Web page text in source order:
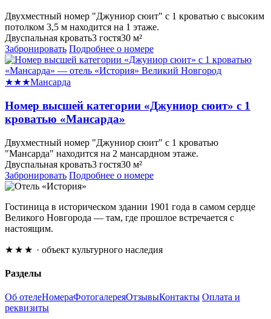
Двухместный номер "Джуниор сюит" с 1 кроватью с высоким
потолком 3,5 м находится на 1 этаже.
Двуспальная кровать3 гостя30 м²
Забронировать Подробнее о номере
★★★Мансарда
Номер высшей категории «Джуниор сюит» с 1
кроватью «Мансарда»
Двухместный номер "Джуниор сюит" с 1 кроватью
"Мансарда" находится на 2 мансардном этаже.
Двуспальная кровать3 гостя30 м²
Забронировать Подробнее о номере
Гостиница в историческом здании 1901 года в самом сердце
Великого Новгорода — там, где прошлое встречается с
настоящим.
★★★ · объект культурного наследия
Разделы
Об отелеНомераФотогалереяОтзывыКонтакты Оплата и
реквизиты